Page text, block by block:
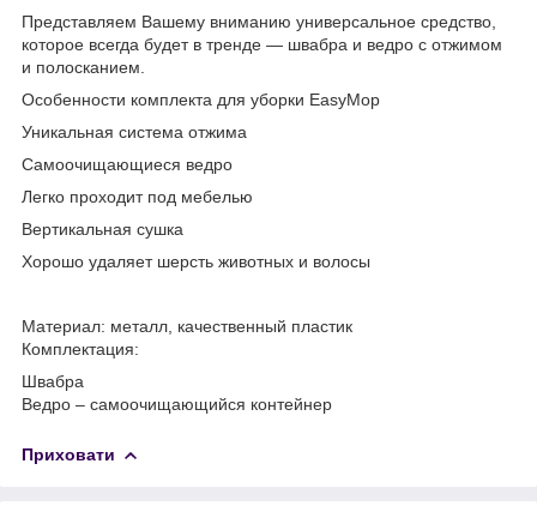
Представляем Вашему вниманию универсальное средство,
которое всегда будет в тренде — швабра и ведро с отжимом
и полосканием.
Особенности комплекта для уборки EasyMop
Уникальная система отжима
Самоочищающиеся ведро
Легко проходит под мебелью
Вертикальная сушка
Хорошо удаляет шерсть животных и волосы
Материал: металл, качественный пластик
Комплектация:
Швабра
Ведро – самоочищающийся контейнер
Приховати